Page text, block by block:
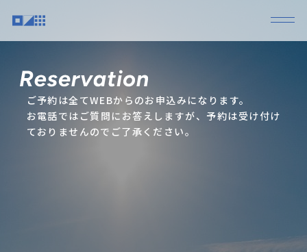
ご予約は全てWEBからのお申込みになります。
お電話ではご質問にお答えしますが、予約は受け付け
ておりませんのでご了承ください。